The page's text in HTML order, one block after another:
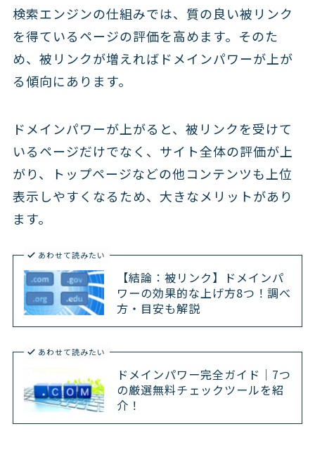
検索エンジンの仕組みでは、質の良い被リンク
を得ているページの評価を高めます。そのた
め、被リンクが増えればドメインパワーが上が
る傾向にあります。
ドメインパワーが上がると、被リンクを受けて
いるページだけでなく、サイト全体の評価が上
がり、トップページなどの他コンテンツも上位
表示しやすくなるため、大きなメリットがあり
ます。
あわせて読みたい
【結論：被リンク】ドメインパ
ワーの効果的な上げ方8つ！調べ
方・目安も解説
あわせて読みたい
ドメインパワー完全ガイド｜7つ
の厳選無料チェックツールを紹
介！